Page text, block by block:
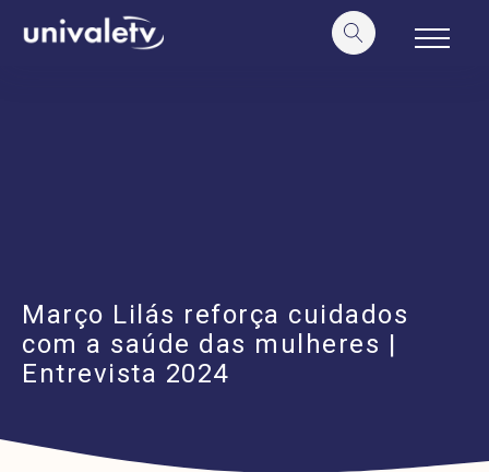
conteúdo
Março Lilás reforça cuidados
com a saúde das mulheres |
Entrevista 2024